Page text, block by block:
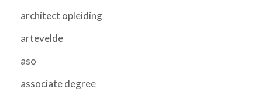
architect opleiding
artevelde
aso
associate degree